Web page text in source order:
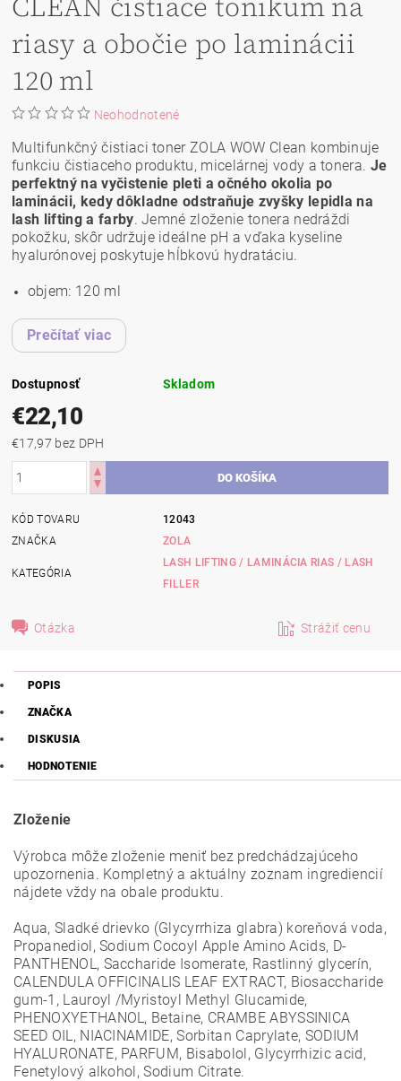
riasy a obočie po laminácii
120 ml
Neohodnotené
Multifunkčný čistiaci toner ZOLA WOW Clean kombinuje
funkciu čistiaceho produktu, micelárnej vody a tonera. Je
perfektný na vyčistenie pleti a očného okolia po
laminácii, kedy dôkladne odstraňuje zvyšky lepidla na
lash lifting a farby. Jemné zloženie tonera nedráždi
pokožku, skôr udržuje ideálne pH a vďaka kyseline
hyalurónovej poskytuje hĺbkovú hydratáciu.
objem: 120 ml
Prečítať viac
Dostupnosť Skladom
€22,10
€17,97 bez DPH
KÓD TOVARU
12043
ZNAČKA
ZOLA
KATEGÓRIA
LASH LIFTING / LAMINÁCIA RIAS / LASH
FILLER
Otázka Strážiť cenu
POPIS
ZNAČKA
DISKUSIA
HODNOTENIE
Zloženie
Výrobca môže zloženie meniť bez predchádzajúceho
upozornenia. Kompletný a aktuálny zoznam ingrediencií
nájdete vždy na obale produktu.
Aqua, Sladké drievko (Glycyrrhiza glabra) koreňová voda,
Propanediol, Sodium Cocoyl Apple Amino Acids, D-
PANTHENOL, Saccharide Isomerate, Rastlinný glycerín,
CALENDULA OFFICINALIS LEAF EXTRACT, Biosaccharide
gum-1, Lauroyl /Myristoyl Methyl Glucamide,
PHENOXYETHANOL, Betaine, CRAMBE ABYSSINICA
SEED OIL, NIACINAMIDE, Sorbitan Caprylate, SODIUM
HYALURONATE, PARFUM, Bisabolol, Glycyrrhizic acid,
Fenetylový alkohol, Sodium Citrate.